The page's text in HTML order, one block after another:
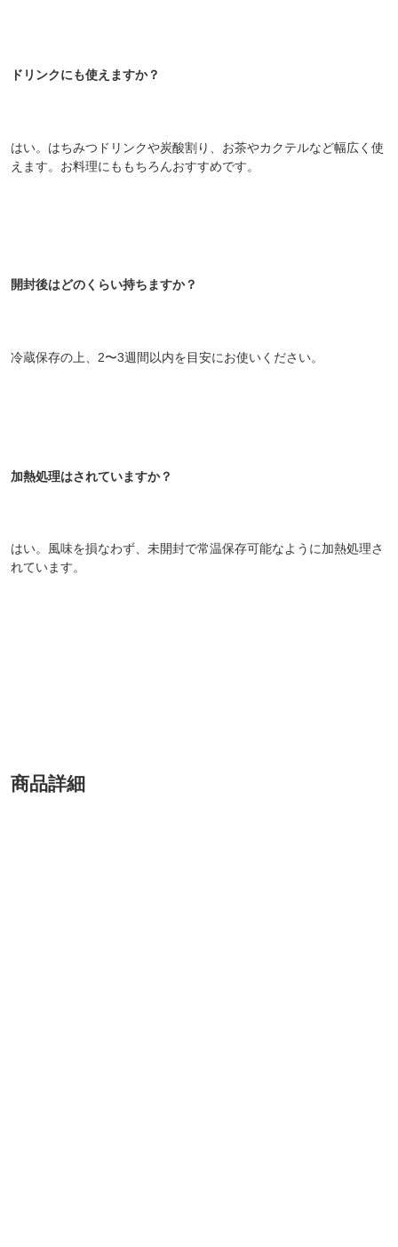
ドリンクにも使えますか？
はい。はちみつドリンクや炭酸割り、お茶やカクテルなど幅広く使
えます。お料理にももちろんおすすめです。
開封後はどのくらい持ちますか？
冷蔵保存の上、2〜3週間以内を目安にお使いください。
加熱処理はされていますか？
はい。風味を損なわず、未開封で常温保存可能なように加熱処理さ
れています。
商品詳細